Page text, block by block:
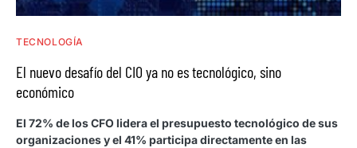
TECNOLOGÍA
El nuevo desafío del CIO ya no es tecnológico, sino
económico
El 72% de los CFO lidera el presupuesto tecnológico de sus
organizaciones y el 41% participa directamente en las